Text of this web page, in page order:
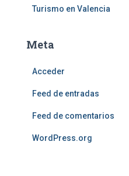
Turismo en Valencia
Meta
Acceder
Feed de entradas
Feed de comentarios
WordPress.org